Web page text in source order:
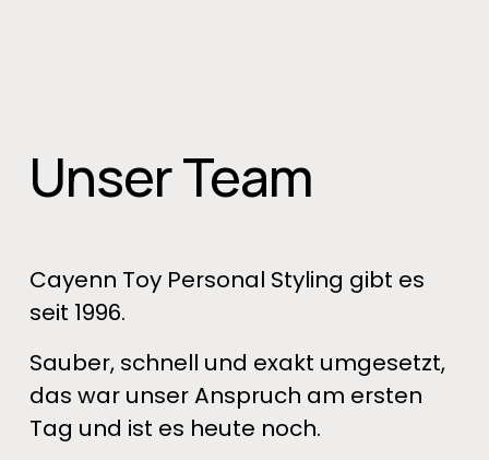
Unser Team
Cayenn Toy Personal Styling gibt es
seit 1996.
Sauber, schnell und exakt umgesetzt,
das war unser Anspruch am ersten
Tag und ist es heute noch.